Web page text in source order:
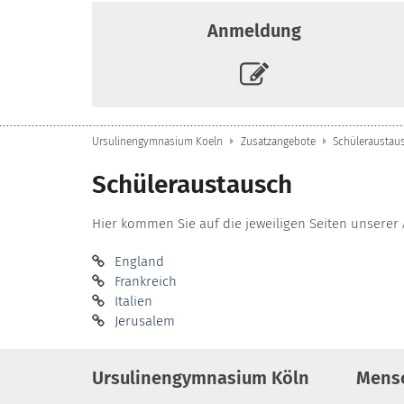
Anmeldung
Ursulinengymnasium Koeln Zusatzangebote
Schüleraustausch
Hier kommen Sie auf die jeweiligen Seiten unserer
England
Frankreich
Italien
Jerusalem
Ursulinengymnasium Köln